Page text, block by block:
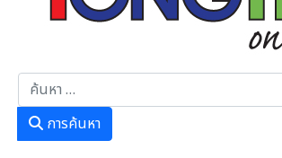
การค้นหา